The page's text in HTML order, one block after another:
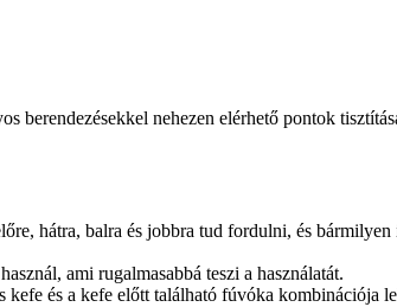
berendezésekkel nehezen elérhető pontok
hátra, balra és jobbra tud fordulni, és
ami rugalmasabbá teszi a használatát.
és a kefe előtt található fúvóka kombinációja